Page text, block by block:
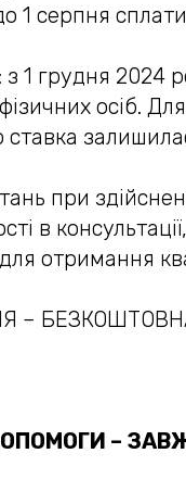
1 серпня
: з 1 грудня 2024
осіб.
при
в
отримання
–
–